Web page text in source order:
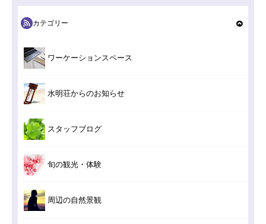
カテゴリー
ワーケーションスペース
水明荘からのお知らせ
スタッフブログ
旬の観光・体験
周辺の自然景観